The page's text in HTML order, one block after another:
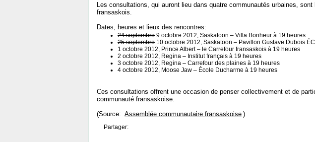
Les consultations, qui auront lieu dans quatre communautés urbaines,
fransaskois.
Dates, heures et lieux des rencontres:
24 septembre 9 octobre 2012, Saskatoon – Villa Bonheur à 19 heures
25 septembre 10 octobre 2012, Saskatoon – Pavillon Gustave Dubois
1 octobre 2012, Prince Albert – le Carrefour fransaskois à 19 heures
2 octobre 2012, Regina – Institut français à 19 heures
3 octobre 2012, Regina – Carrefour des plaines à 19 heures
4 octobre 2012, Moose Jaw – École Ducharme à 19 heures
Ces consultations offrent une occasion de penser collectivement et de
communauté fransaskoise.
(Source: Assemblée communautaire fransaskoise )
Partager: